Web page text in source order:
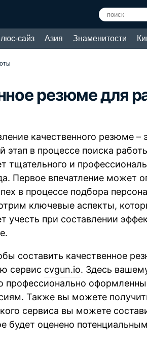
сайз Азия Знаменитости
резюме для
качественного резюме –
этап в процессе поиска
тщательного и
Первое впечатление может
в процессе подбора
ключевые аспекты,
учесть при составлении
составить качественное
сервис cvgun.io. Здесь
профессионально
Также вы можете
сервиса вы можете
будет оценено потенциальным